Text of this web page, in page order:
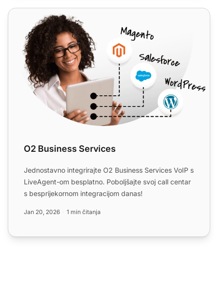
O2 Business Services
O2 Business Services
Jednostavno integrirajte O2 Business Services VoIP s
LiveAgent-om besplatno. Poboljšajte svoj call centar
s besprijekornom integracijom danas!
Jan 20, 2026 1 min čitanja